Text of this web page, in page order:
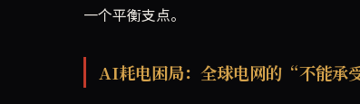
一个平衡支点。
AI耗电困局：全球电网的“不能承